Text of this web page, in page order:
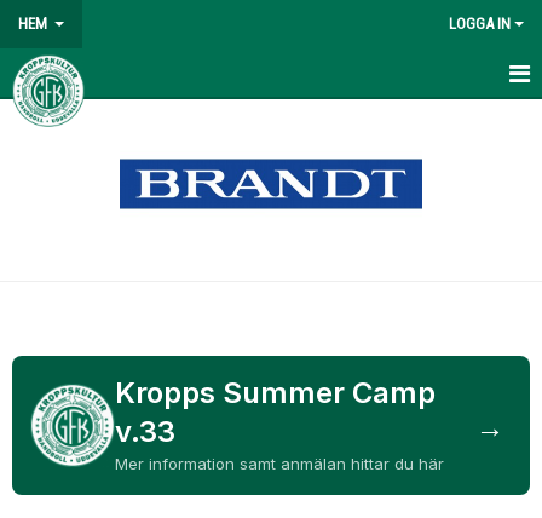
HEM LOGGA IN
HEM
KONTAKT
KALENDER
DOKUMENT
Kropps Summer Camp
v.33
Mer information samt anmälan hittar du här
→